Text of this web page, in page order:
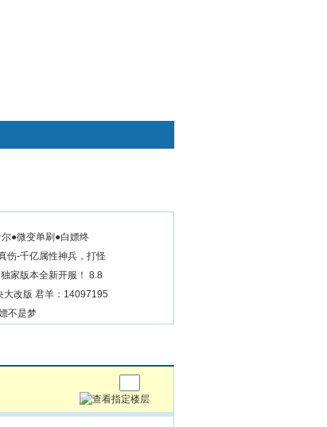
尔●微变单刷●白嫖终
伤-千亿属性神兵，打怪
家版本全新开服！ 8.8
大改版 君羊：14097195
不是梦